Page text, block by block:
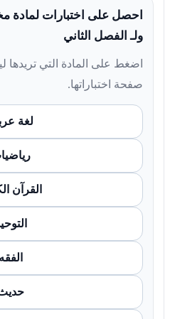
احصل على اختبارات لمادة
ولـ الفصل الثاني
اضغط على المادة التي تريدها
صفحة اختباراتها.
لغة
القرآن
الفقه
حديث